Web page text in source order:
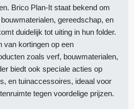
Brico Plan-It staat bekend om
gereedschap, en
duidelijk tot uiting in hun folder.
van kortingen op een
zoals verf, bouwmaterialen,
biedt ook speciale acties op
en tuinaccessoires, ideaal voor
tegen voordelige prijzen.